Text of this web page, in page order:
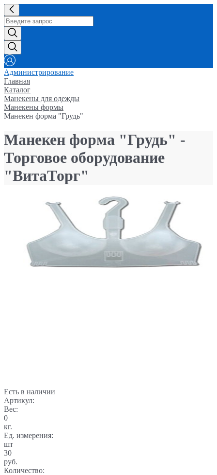
Администрирование
Главная
Каталог
Манекены для одежды
Манекены формы
Манекен форма "Грудь"
Манекен форма "Грудь" -
Торговое оборудование
"ВитаТорг"
Есть в наличии
Артикул:
Вес:
0
кг.
Ед. измерения:
шт
30
руб.
Количество: